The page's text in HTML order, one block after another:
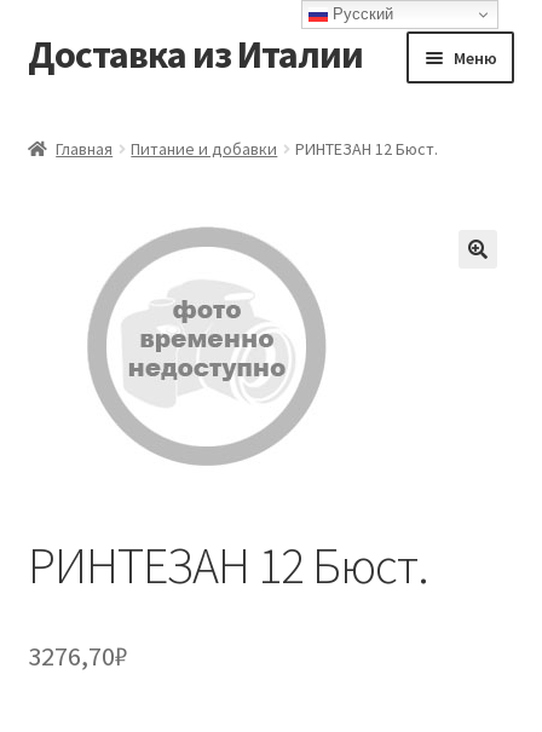
Перейти
к
Перейти
к
Доставка из Италии Меню
Корзина
Мой аккаунт
Оформление заказа
Главная Питание и добавки РИНТЕЗАН 12 Бюст.
РИНТЕЗАН 12 Бюст.
3276,70₽
Русский